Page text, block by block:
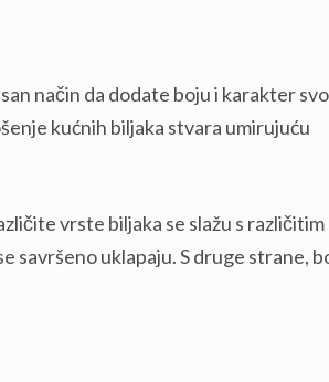
način da dodate boju i karakter
kućnih biljaka stvara umirujuću
vrste biljaka se slažu s različitim
savršeno uklapaju. S druge strane,